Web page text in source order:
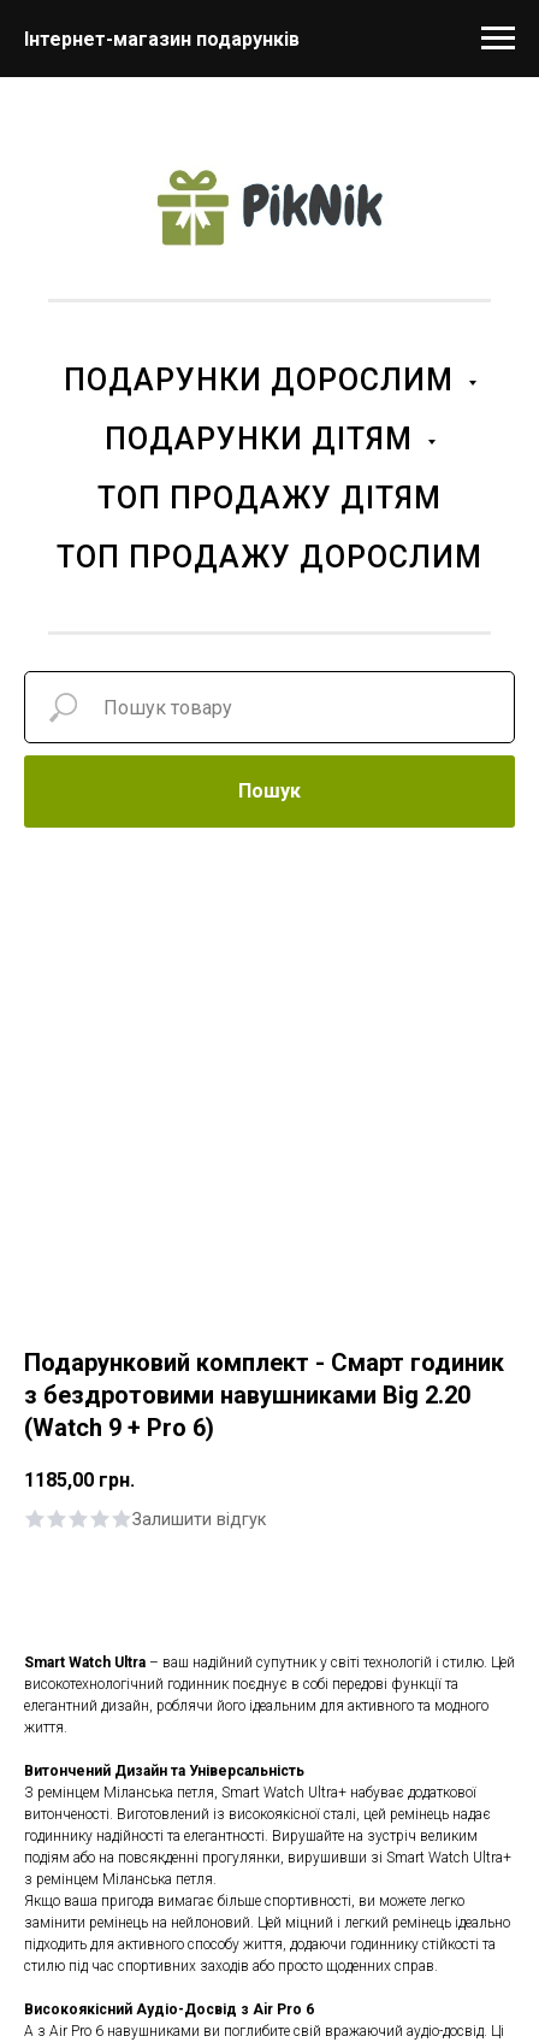
Інтернет-магазин подарунків
ПОДАРУНКИ ДОРОСЛИМ
ПОДАРУНКИ ДІТЯМ
ТОП ПРОДАЖУ ДІТЯМ
ТОП ПРОДАЖУ ДОРОСЛИМ
Пошук
Подарунковий комплект - Смарт годиник
з бездротовими навушниками Big 2.20
(Watch 9 + Pro 6)
1185,00 грн.
Залишити відгук
Smart Watch Ultra – ваш надійний супутник у світі технологій і стилю. Цей
високотехнологічний годинник поєднує в собі передові функції та
елегантний дизайн, роблячи його ідеальним для активного та модного
життя.
Витончений Дизайн та Універсальність
З ремінцем Міланська петля, Smart Watch Ultra+ набуває додаткової
витонченості. Виготовлений із високоякісної сталі, цей ремінець надає
годиннику надійності та елегантності. Вирушайте на зустріч великим
подіям або на повсякденні прогулянки, вирушивши зі Smart Watch Ultra+
з ремінцем Міланська петля.
Якщо ваша пригода вимагає більше спортивності, ви можете легко
замінити ремінець на нейлоновий. Цей міцний і легкий ремінець ідеально
підходить для активного способу життя, додаючи годиннику стійкості та
стилю під час спортивних заходів або просто щоденних справ.
Високоякісний Аудіо-Досвід з Air Pro 6
А з Air Pro 6 навушниками ви поглибите свій вражаючий аудіо-досвід. Ці